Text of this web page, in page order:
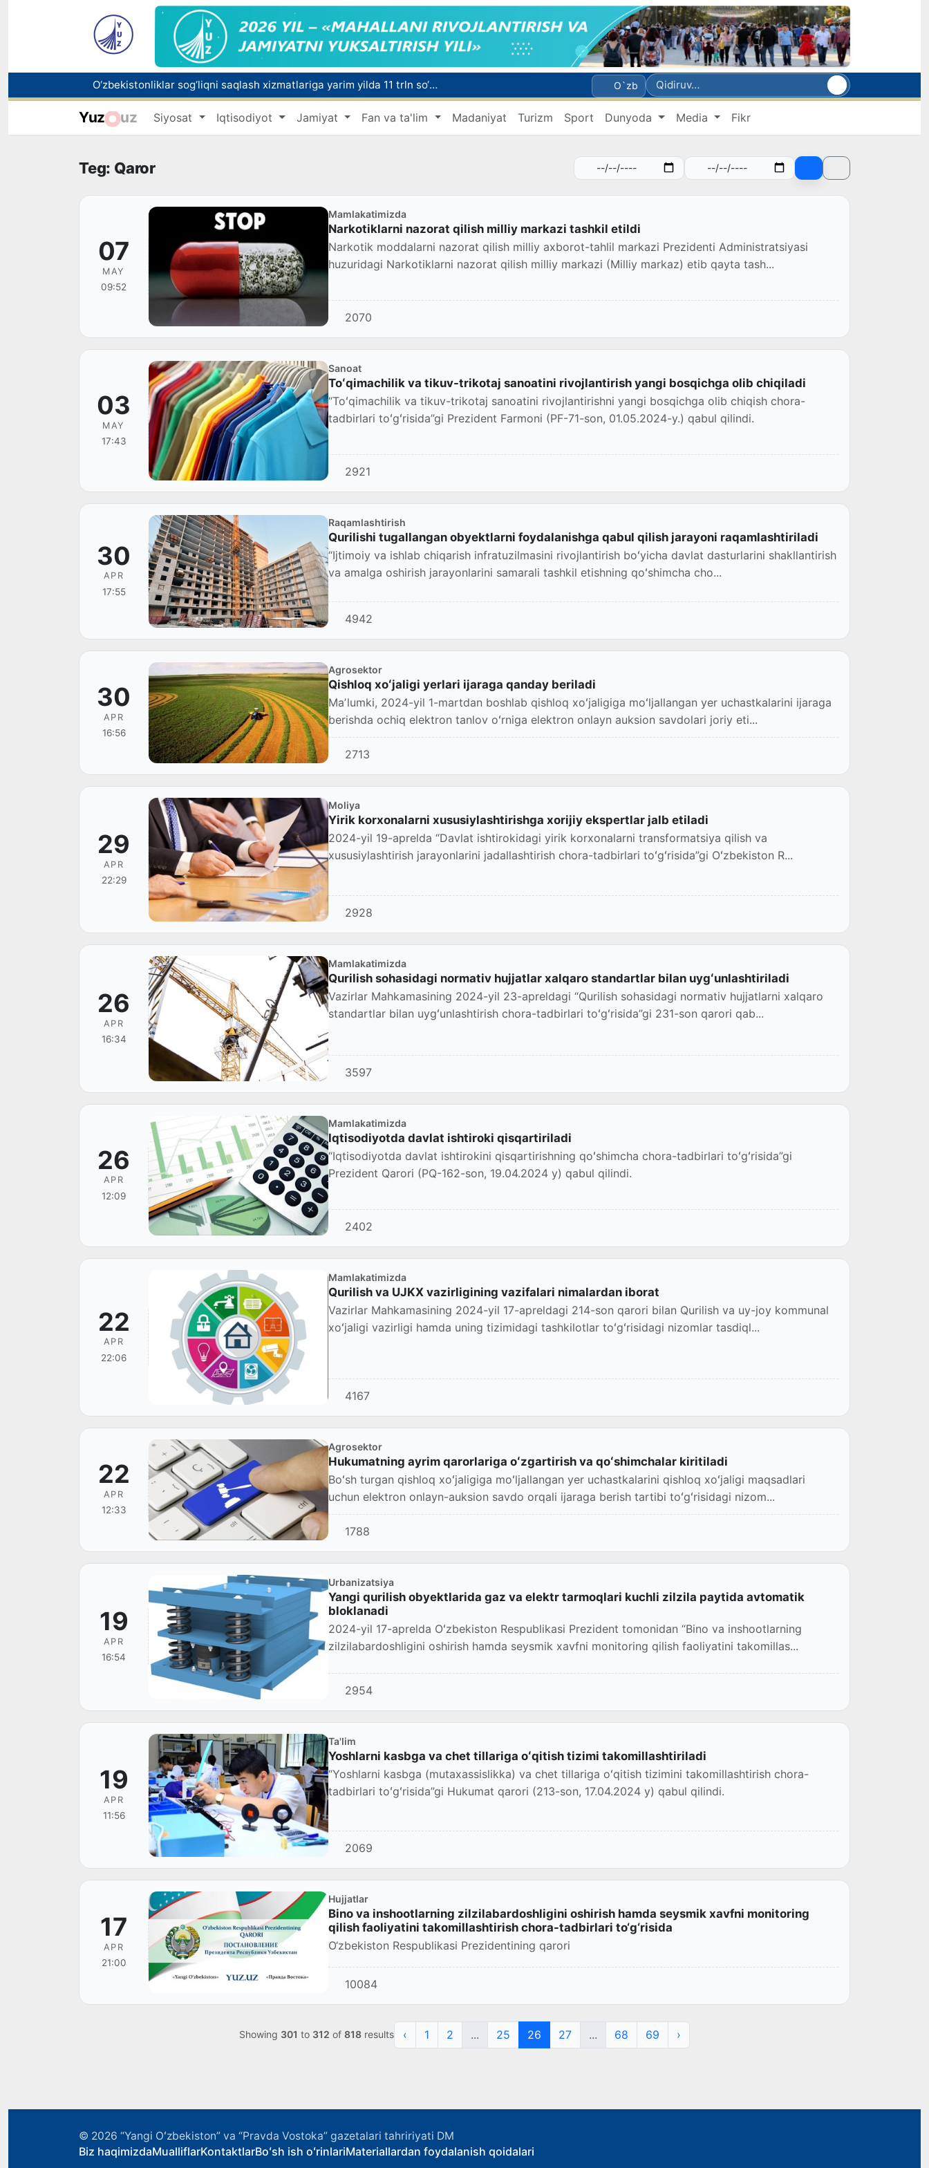
O‘zbekistonliklar sog‘liqni saqlash xizmatlariga yarim yilda 11 trln so‘mdan ziyod mablag‘ sarfladi
Nodavlat oliygohlarga talabalar o‘qishini ko‘chirish muddati 10-avgustga qadar uzaytirildi
Jizzaxda salohiyatli kadrlar zaxirasi uchun saralash jarayonlari davom etmoqda
O`zb
Yuz uz Siyosat Iqtisodiyot Jamiyat Fan va ta'lim Madaniyat Turizm Sport Dunyoda Media Fikr
Teg: Qaror
07
MAY
09:52
Mamlakatimizda
Narkotiklarni nazorat qilish milliy markazi tashkil etildi
Narkotik moddalarni nazorat qilish milliy axborot-tahlil markazi Prezidenti Administratsiyasi
huzuridagi Narkotiklarni nazorat qilish milliy markazi (Milliy markaz) etib qayta tash...
2070
03
MAY
17:43
Sanoat
Toʻqimachilik va tikuv-trikotaj sanoatini rivojlantirish yangi bosqichga olib chiqiladi
“Toʻqimachilik va tikuv-trikotaj sanoatini rivojlantirishni yangi bosqichga olib chiqish chora-
tadbirlari toʻgʻrisida”gi Prezident Farmoni (PF-71-son, 01.05.2024-y.) qabul qilindi.
2921
30
APR
17:55
Raqamlashtirish
Qurilishi tugallangan obyektlarni foydalanishga qabul qilish jarayoni raqamlashtiriladi
“Ijtimoiy va ishlab chiqarish infratuzilmasini rivojlantirish boʻyicha davlat dasturlarini shakllantirish
va amalga oshirish jarayonlarini samarali tashkil etishning qoʻshimcha cho...
4942
30
APR
16:56
Agrosektor
Qishloq xoʻjaligi yerlari ijaraga qanday beriladi
Maʼlumki, 2024-yil 1-martdan boshlab qishloq xoʻjaligiga moʻljallangan yer uchastkalarini ijaraga
berishda ochiq elektron tanlov oʻrniga elektron onlayn auksion savdolari joriy eti...
2713
29
APR
22:29
Moliya
Yirik korxonalarni xususiylashtirishga xorijiy ekspertlar jalb etiladi
2024-yil 19-aprelda “Davlat ishtirokidagi yirik korxonalarni transformatsiya qilish va
xususiylashtirish jarayonlarini jadallashtirish chora-tadbirlari toʻgʻrisida”gi Oʻzbekiston R...
2928
26
APR
16:34
Mamlakatimizda
Qurilish sohasidagi normativ hujjatlar xalqaro standartlar bilan uygʻunlashtiriladi
Vazirlar Mahkamasining 2024-yil 23-apreldagi “Qurilish sohasidagi normativ hujjatlarni xalqaro
standartlar bilan uygʻunlashtirish chora-tadbirlari toʻgʻrisida”gi 231-son qarori qab...
3597
26
APR
12:09
Mamlakatimizda
Iqtisodiyotda davlat ishtiroki qisqartiriladi
“Iqtisodiyotda davlat ishtirokini qisqartirishning qoʻshimcha chora-tadbirlari toʻgʻrisida”gi
Prezident Qarori (PQ-162-son, 19.04.2024 y) qabul qilindi.
2402
22
APR
22:06
Mamlakatimizda
Qurilish va UJKX vazirligining vazifalari nimalardan iborat
Vazirlar Mahkamasining 2024-yil 17-apreldagi 214-son qarori bilan Qurilish va uy-joy kommunal
xoʻjaligi vazirligi hamda uning tizimidagi tashkilotlar toʻgʻrisidagi nizomlar tasdiql...
4167
22
APR
12:33
Agrosektor
Hukumatning ayrim qarorlariga oʻzgartirish va qoʻshimchalar kiritiladi
Boʻsh turgan qishloq xoʻjaligiga moʻljallangan yer uchastkalarini qishloq xoʻjaligi maqsadlari
uchun elektron onlayn-auksion savdo orqali ijaraga berish tartibi toʻgʻrisidagi nizom...
1788
19
APR
16:54
Urbanizatsiya
Yangi qurilish obyektlarida gaz va elektr tarmoqlari kuchli zilzila paytida avtomatik
bloklanadi
2024-yil 17-aprelda Oʻzbekiston Respublikasi Prezident tomonidan “Bino va inshootlarning
zilzilabardoshligini oshirish hamda seysmik xavfni monitoring qilish faoliyatini takomillas...
2954
19
APR
11:56
Ta'lim
Yoshlarni kasbga va chet tillariga oʻqitish tizimi takomillashtiriladi
“Yoshlarni kasbga (mutaxassislikka) va chet tillariga oʻqitish tizimini takomillashtirish chora-
tadbirlari toʻgʻrisida”gi Hukumat qarori (213-son, 17.04.2024 y) qabul qilindi.
2069
17
APR
21:00
Hujjatlar
Bino va inshootlarning zilzilabardoshligini oshirish hamda seysmik xavfni monitoring
qilish faoliyatini takomillashtirish chora-tadbirlari to‘g‘risida
O‘zbekiston Respublikasi Prezidentining qarori
10084
Showing 301 to 312 of 818 results ‹ 1 2 ... 25 26 27 ... 68 69 ›
© 2026 “Yangi Oʻzbekiston” va “Pravda Vostoka” gazetalari tahririyati DM
Biz haqimizdaMualliflarKontaktlarBoʻsh ish oʻrinlariMateriallardan foydalanish qoidalari